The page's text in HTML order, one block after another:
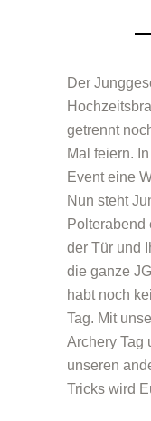
Der
getrennt
Mal feiern.
Event eine
Nun steht
Polterabend
der Tür und
die ganze
habt noch
Tag. Mit
Archery Tag
unseren
Tricks wird